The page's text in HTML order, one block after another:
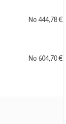
No 444,78 €
No 604,70 €